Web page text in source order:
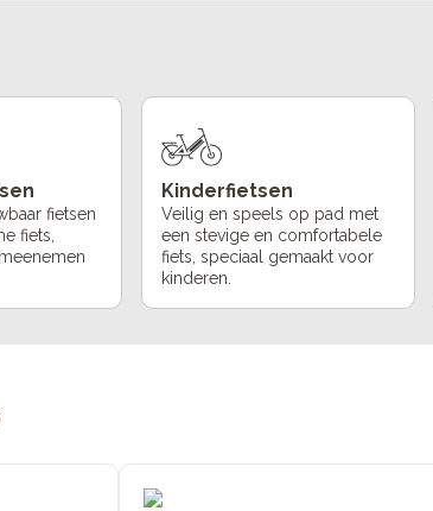
fietsen
fiets,
Kinderfietsen
Veilig en speels op pad met
een stevige en comfortabele
fiets, speciaal gemaakt voor
kinderen.